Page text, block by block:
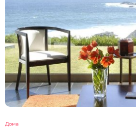
Дома